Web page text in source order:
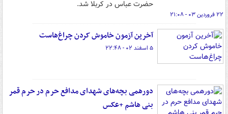
حضرت عباس در کربلا شد.
۲۲ فروردین ۰۳ - ۲۱:۰۸
آخرین آزمون خاموش کردن چراغ‌هاست
۵ اسفند ۰۲ - ۲۲:۴۸
دورهمی بچه‌های شهدای مدافع حرم در حرم قمر
بنی هاشم +عکس